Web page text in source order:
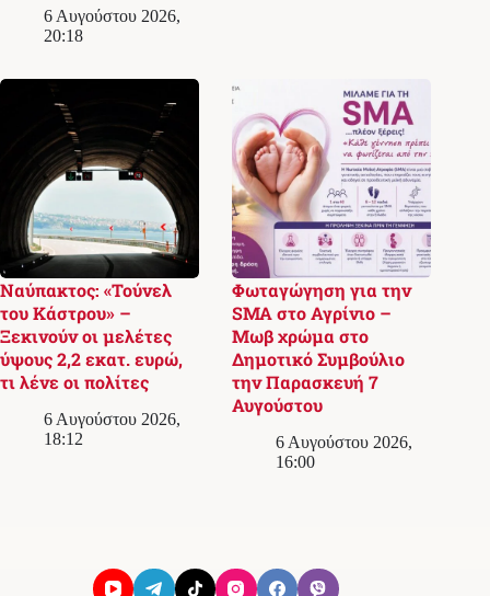
6 Αυγούστου 2026,
20:18
Ναύπακτος: «Τούνελ
του Κάστρου» –
Ξεκινούν οι μελέτες
ύψους 2,2 εκατ. ευρώ,
τι λένε οι πολίτες
6 Αυγούστου 2026,
18:12
Φωταγώγηση για την
SMA στο Αγρίνιο –
Μωβ χρώμα στο
Δημοτικό Συμβούλιο
την Παρασκευή 7
Αυγούστου
6 Αυγούστου 2026,
16:00